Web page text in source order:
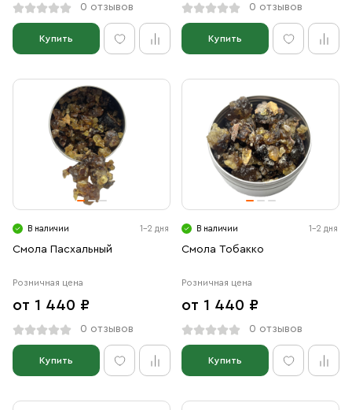
0 отзывов
Купить
0 отзывов
Купить
В наличии 1-2 дня
Смола Пасхальный
Розничная цена
от 1 440 ₽
0 отзывов
Купить
В наличии 1-2 дня
Смола Тобакко
Розничная цена
от 1 440 ₽
0 отзывов
Купить